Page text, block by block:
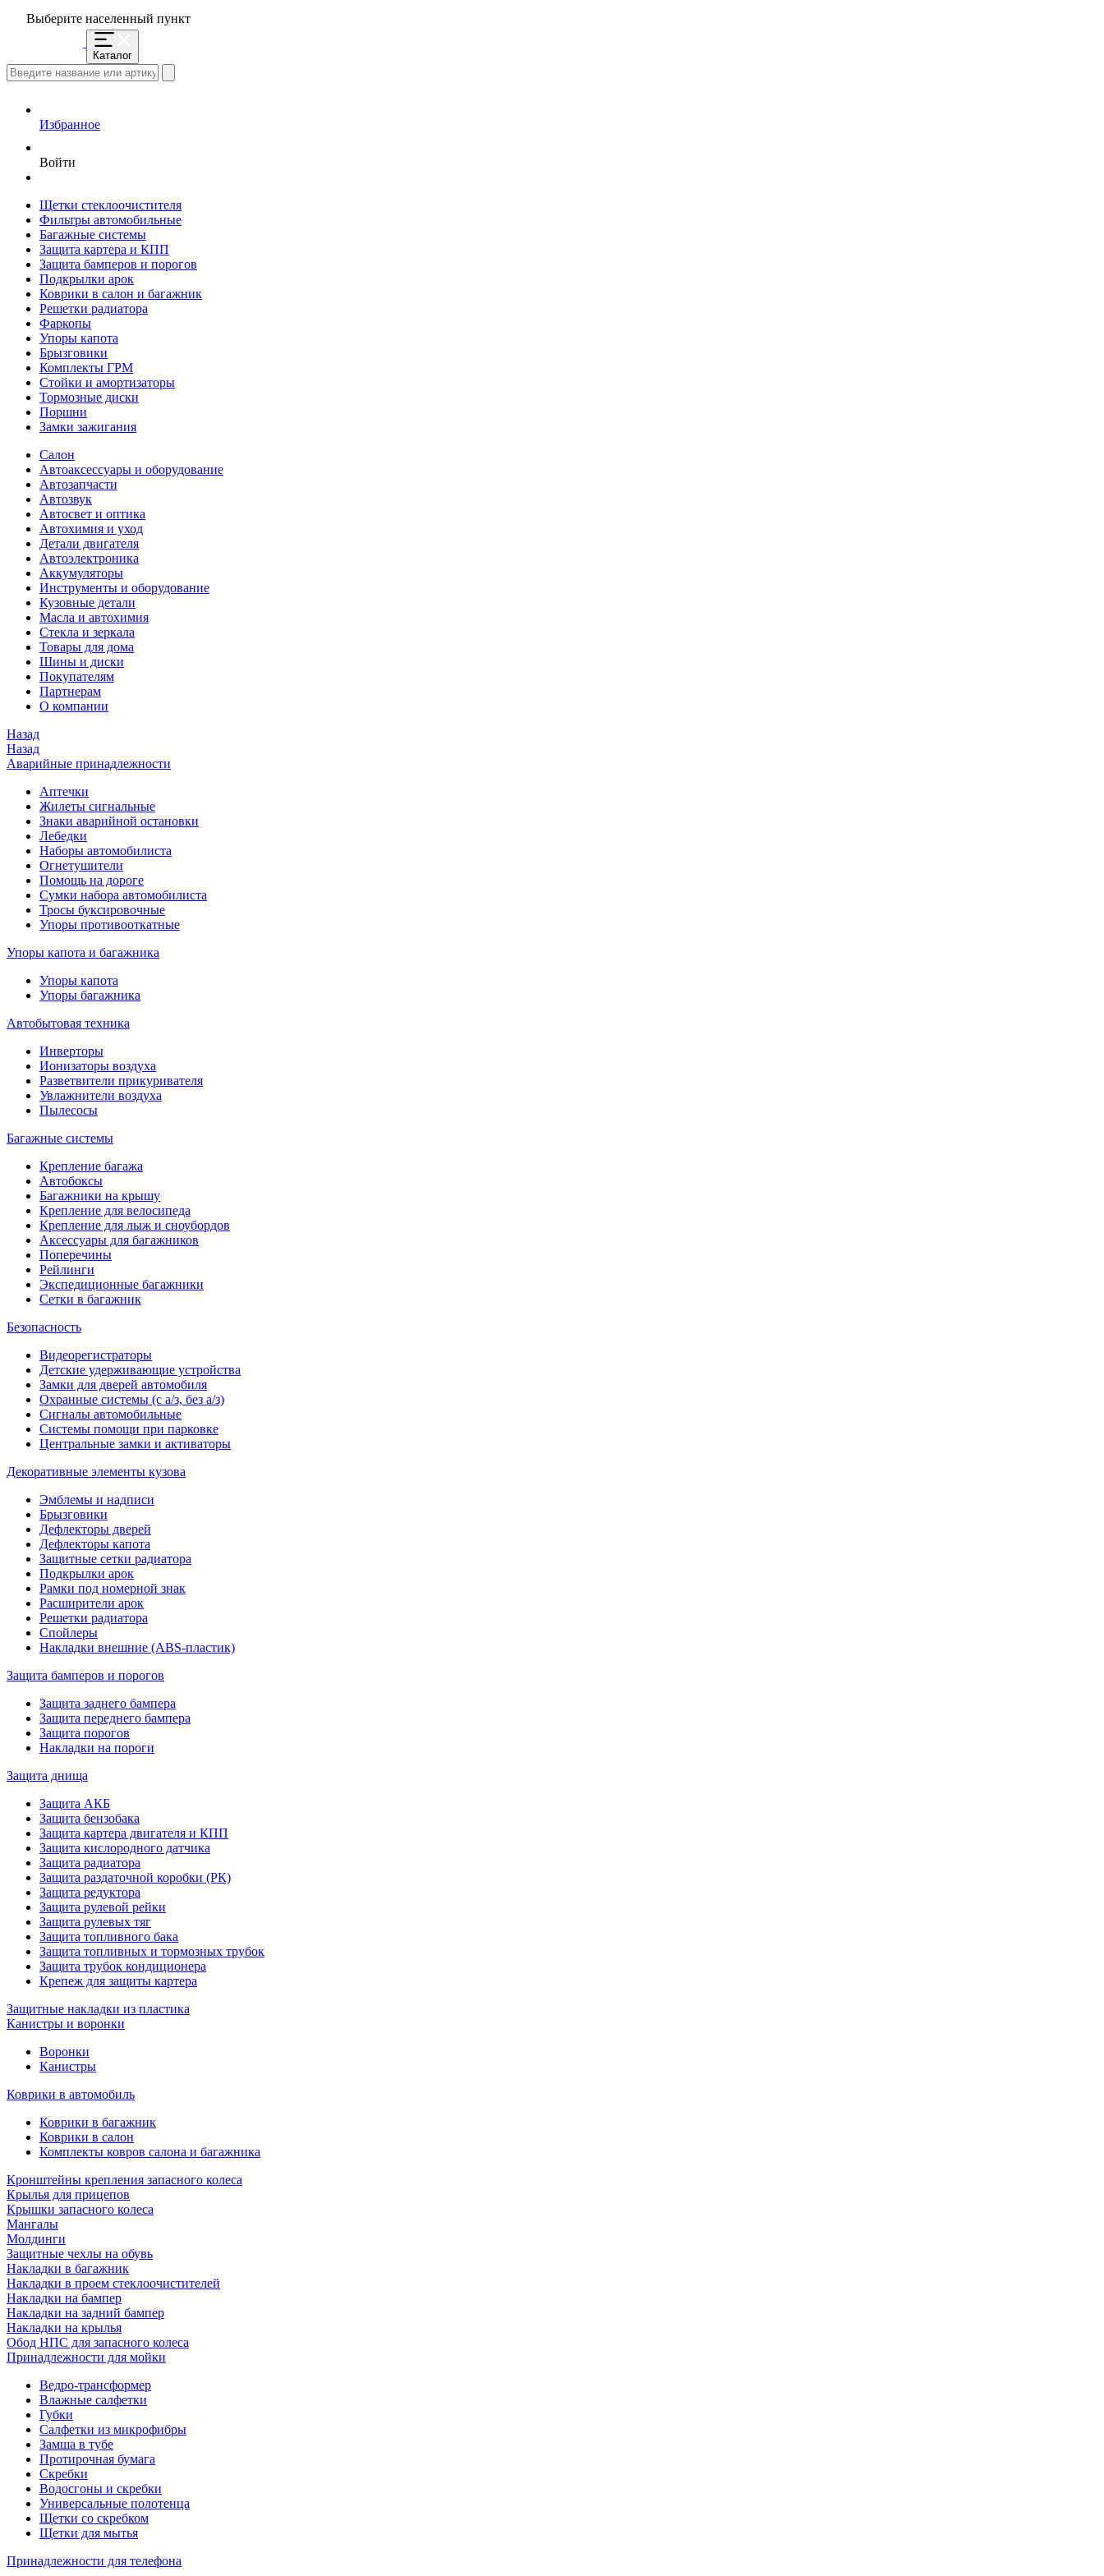
Выберите населенный пункт
Каталог
Избранное
Войти
Щетки стеклоочистителя
Фильтры автомобильные
Багажные системы
Защита картера и КПП
Защита бамперов и порогов
Подкрылки арок
Коврики в салон и багажник
Решетки радиатора
Фаркопы
Упоры капота
Брызговики
Комплекты ГРМ
Стойки и амортизаторы
Тормозные диски
Поршни
Замки зажигания
Салон
Автоаксессуары и оборудование
Автозапчасти
Автозвук
Автосвет и оптика
Автохимия и уход
Детали двигателя
Автоэлектроника
Аккумуляторы
Инструменты и оборудование
Кузовные детали
Масла и автохимия
Стекла и зеркала
Товары для дома
Шины и диски
Покупателям
Партнерам
О компании
Назад
Назад
Аварийные принадлежности
Аптечки
Жилеты сигнальные
Знаки аварийной остановки
Лебедки
Наборы автомобилиста
Огнетушители
Помощь на дороге
Сумки набора автомобилиста
Тросы буксировочные
Упоры противооткатные
Упоры капота и багажника
Упоры капота
Упоры багажника
Автобытовая техника
Инверторы
Ионизаторы воздуха
Разветвители прикуривателя
Увлажнители воздуха
Пылесосы
Багажные системы
Крепление багажа
Автобоксы
Багажники на крышу
Крепление для велосипеда
Крепление для лыж и сноубордов
Аксессуары для багажников
Поперечины
Рейлинги
Экспедиционные багажники
Сетки в багажник
Безопасность
Видеорегистраторы
Детские удерживающие устройства
Замки для дверей автомобиля
Охранные системы (с а/з, без а/з)
Сигналы автомобильные
Системы помощи при парковке
Центральные замки и активаторы
Декоративные элементы кузова
Эмблемы и надписи
Брызговики
Дефлекторы дверей
Дефлекторы капота
Защитные сетки радиатора
Подкрылки арок
Рамки под номерной знак
Расширители арок
Решетки радиатора
Спойлеры
Накладки внешние (ABS-пластик)
Защита бамперов и порогов
Защита заднего бампера
Защита переднего бампера
Защита порогов
Накладки на пороги
Защита днища
Защита АКБ
Защита бензобака
Защита картера двигателя и КПП
Защита кислородного датчика
Защита радиатора
Защита раздаточной коробки (РК)
Защита редуктора
Защита рулевой рейки
Защита рулевых тяг
Защита топливного бака
Защита топливных и тормозных трубок
Защита трубок кондиционера
Крепеж для защиты картера
Защитные накладки из пластика
Канистры и воронки
Воронки
Канистры
Коврики в автомобиль
Коврики в багажник
Коврики в салон
Комплекты ковров салона и багажника
Кронштейны крепления запасного колеса
Крылья для прицепов
Крышки запасного колеса
Мангалы
Молдинги
Защитные чехлы на обувь
Накладки в багажник
Накладки в проем стеклоочистителей
Накладки на бампер
Накладки на задний бампер
Накладки на крылья
Обод НПС для запасного колеса
Принадлежности для мойки
Ведро-трансформер
Влажные салфетки
Губки
Салфетки из микрофибры
Замша в тубе
Протирочная бумага
Скребки
Водосгоны и скребки
Универсальные полотенца
Щетки со скребком
Щетки для мытья
Принадлежности для телефона